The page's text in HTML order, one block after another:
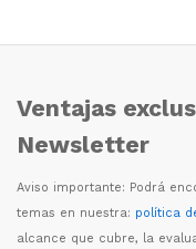
Ventajas
Newsletter
Aviso importante: Podrá
temas en nuestra: política
alcance que cubre, la